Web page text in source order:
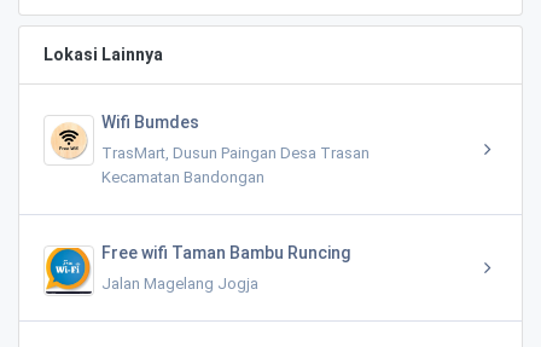
Lokasi Lainnya
Wifi Bumdes
TrasMart, Dusun Paingan Desa Trasan
Kecamatan Bandongan
Free wifi Taman Bambu Runcing
Jalan Magelang Jogja